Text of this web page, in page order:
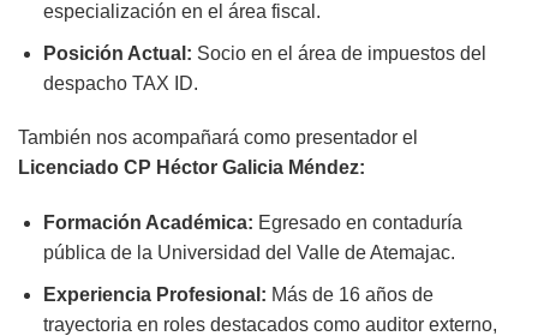
especialización en el área fiscal.
Posición Actual: Socio en el área de impuestos del
despacho TAX ID.
También nos acompañará como presentador el
Licenciado CP Héctor Galicia Méndez:
Formación Académica: Egresado en contaduría
pública de la Universidad del Valle de Atemajac.
Experiencia Profesional: Más de 16 años de
trayectoria en roles destacados como auditor externo,